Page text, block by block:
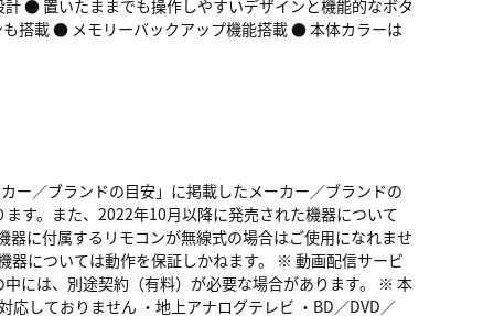
● 置いたままでも操作しやすいデザインと機能的なボタ
搭載 ● メモリーバックアップ機能搭載 ● 本体カラーは
ー／ブランドの目安」に掲載したメーカー／ブランドの
す。また、2022年10月以降に発売された機器について
に付属するリモコンが無線式の場合はご使用になれませ
については動作を保証しかねます。 ※ 動画配信サービ
には、別途契約（有料）が必要な場合があります。 ※ 本
しておりません ・地上アナログテレビ ・BD／DVD／